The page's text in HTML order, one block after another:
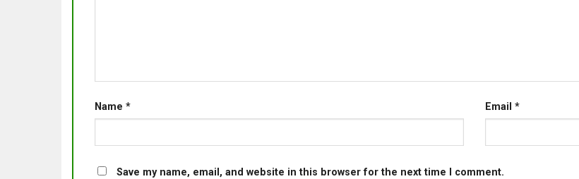
Name * Email *
Save my name, email, and website in this browser for the next time I comment.